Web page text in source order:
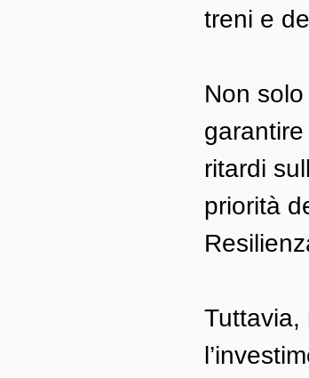
treni e
Non
ritardi
priorità
Tuttavia,